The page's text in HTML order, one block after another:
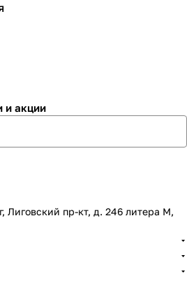
и акции
Лиговский пр-кт, д. 246 литера М,